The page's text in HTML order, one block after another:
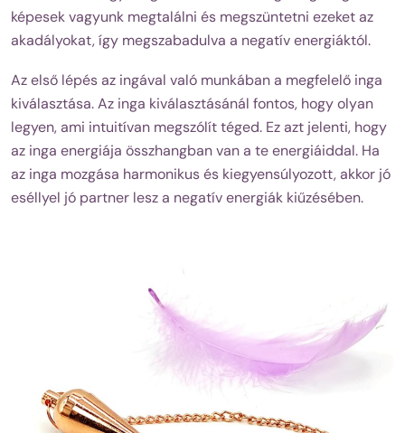
képesek vagyunk megtalálni és megszüntetni ezeket az
akadályokat, így megszabadulva a negatív energiáktól.
Az első lépés az ingával való munkában a megfelelő inga
kiválasztása. Az inga kiválasztásánál fontos, hogy olyan
legyen, ami intuitívan megszólít téged. Ez azt jelenti, hogy
az inga energiája összhangban van a te energiáiddal. Ha
az inga mozgása harmonikus és kiegyensúlyozott, akkor jó
eséllyel jó partner lesz a negatív energiák kiűzésében.